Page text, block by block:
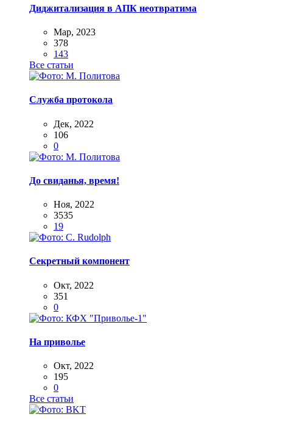
Диджитализация в АПК неотвратима
Мар, 2023
378
143
Все статьи
Служба протокола
Дек, 2022
106
0
До свиданья, время!
Ноя, 2022
3535
19
Секретный компонент
Окт, 2022
351
0
На приволье
Окт, 2022
195
0
Все статьи